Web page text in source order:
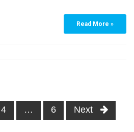
Read More »
4 … 6 Next